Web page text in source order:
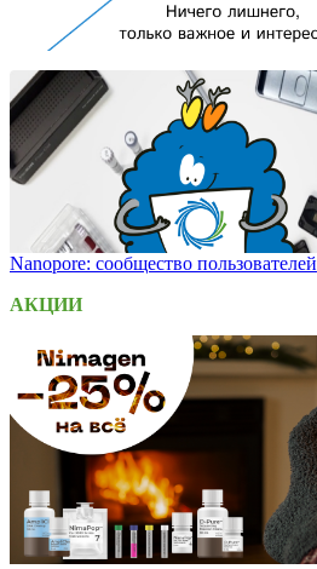
Nanopore: сообщество пользователей
АКЦИИ